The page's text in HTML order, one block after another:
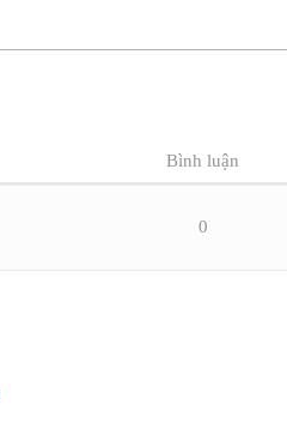
Bình luận
0